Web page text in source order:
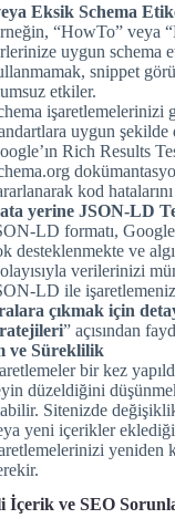
Eksik Schema
“HowTo” veya
uygun schema
snippet
etkiler.
işaretlemelerinizi
uygun şekilde
Rich Results
kod
yerine JSON-LD
LD formatı, Google
desteklenmekte ve
verilerinizi
LD ile
çıkmak için
” açısından
ve Süreklilik
bir kez
düzeldiğini
Sitenizde değişiklik
yeni içerikler
yeniden
İçerik ve SEO